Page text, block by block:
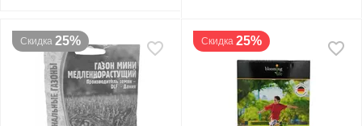
Скидка 25% Скидка 25%